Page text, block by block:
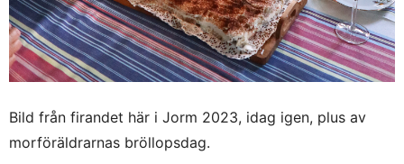
Bild från firandet här i Jorm 2023, idag igen, plus av
morföräldrarnas bröllopsdag.